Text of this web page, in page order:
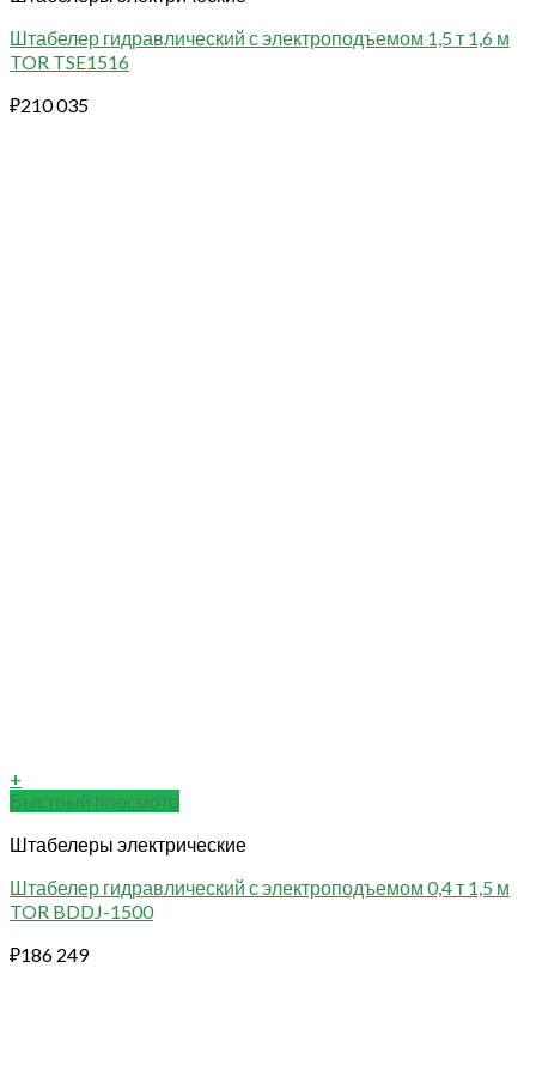
Штабелер гидравлический с электроподъемом 1,5 т 1,6 м
TOR TSE1516
₽210 035
+
Быстрый просмотр
Штабелеры электрические
Штабелер гидравлический с электроподъемом 0,4 т 1,5 м
TOR BDDJ-1500
₽186 249